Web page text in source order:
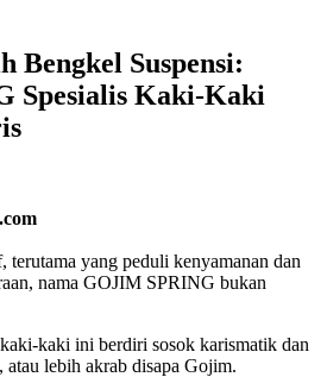
Bengkel Suspensi:
Spesialis Kaki-Kaki
terutama yang peduli kenyamanan dan
nama GOJIM SPRING bukan
kaki ini berdiri sosok karismatik dan
lebih akrab disapa Gojim.